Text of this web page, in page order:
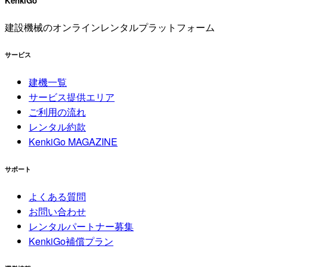
建設機械のオンラインレンタルプラットフォーム
サービス
建機一覧
サービス提供エリア
ご利用の流れ
レンタル約款
KenkiGo MAGAZINE
サポート
よくある質問
お問い合わせ
レンタルパートナー募集
KenkiGo補償プラン